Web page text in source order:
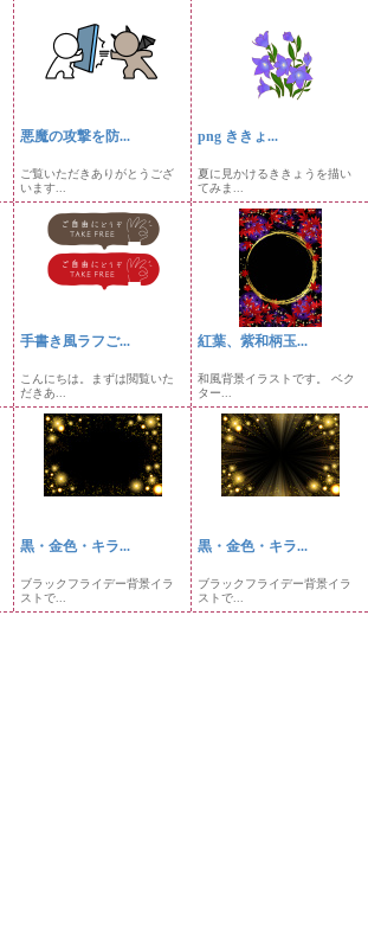
悪魔の攻撃を防...
ご覧いただきありがとうござ
います...
png ききょ...
夏に見かけるききょうを描い
てみま...
手書き風ラフご...
こんにちは。まずは閲覧いた
だきあ...
紅葉、紫和柄玉...
和風背景イラストです。 ベク
ター...
黒・金色・キラ...
ブラックフライデー背景イラ
ストで...
黒・金色・キラ...
ブラックフライデー背景イラ
ストで...